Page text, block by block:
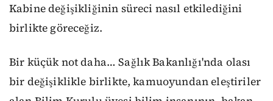
Kabine değişikliğinin süreci nasıl etkilediğini
birlikte göreceğiz.
Bir küçük not daha… Sağlık Bakanlığı'nda olası
bir değişiklikle birlikte, kamuoyundan eleştiriler